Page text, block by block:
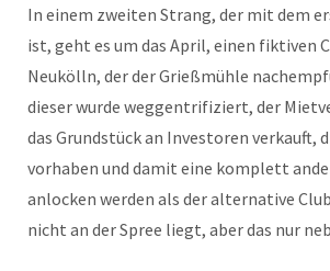
In einem zweiten Strang, der mit dem
ist, geht es um das April, einen fiktiven
Neukölln, der der Grießmühle
dieser wurde weggentrifiziert, der
das Grundstück an Investoren verkauft,
vorhaben und damit eine komplett
anlocken werden als der alternative
nicht an der Spree liegt, aber das nur